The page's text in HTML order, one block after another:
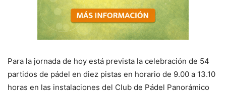
Para la jornada de hoy está prevista la celebración de 54
partidos de pádel en diez pistas en horario de 9.00 a 13.10
horas en las instalaciones del Club de Pádel Panorámico